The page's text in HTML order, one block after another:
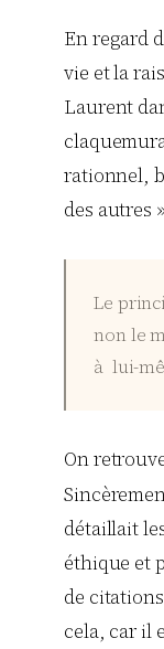
En regard
vie et la
Laurent
rationnel,
des autres
Le
non le
à lui-
On
détaillait
éthique et
de
cela, car il